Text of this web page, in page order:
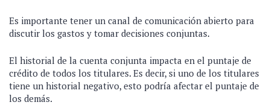
Es importante tener un canal de comunicación abierto para
discutir los gastos y tomar decisiones conjuntas.
El historial de la cuenta conjunta impacta en el puntaje de
crédito de todos los titulares. Es decir, si uno de los titulares
tiene un historial negativo, esto podría afectar el puntaje de
los demás.